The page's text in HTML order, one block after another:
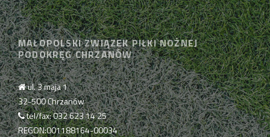
MAŁOPOLSKI ZWIĄZEK PIŁKI NOŻNEJ
PODOKRĘG CHRZANÓW
ul. 3 maja 1
32-500 Chrzanów
tel/fax: 032 623 14 25
REGON:001188164-00034